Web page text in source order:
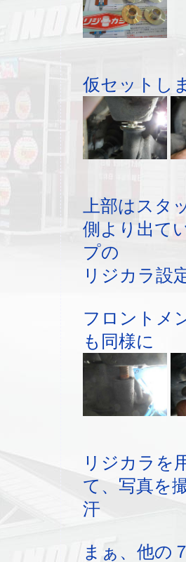
仮セットし
上部はスタ
側より出て
プの
リジカラ設
フロントメ
も同様に
リジカラを
て、写真を
汗
まぁ、他の